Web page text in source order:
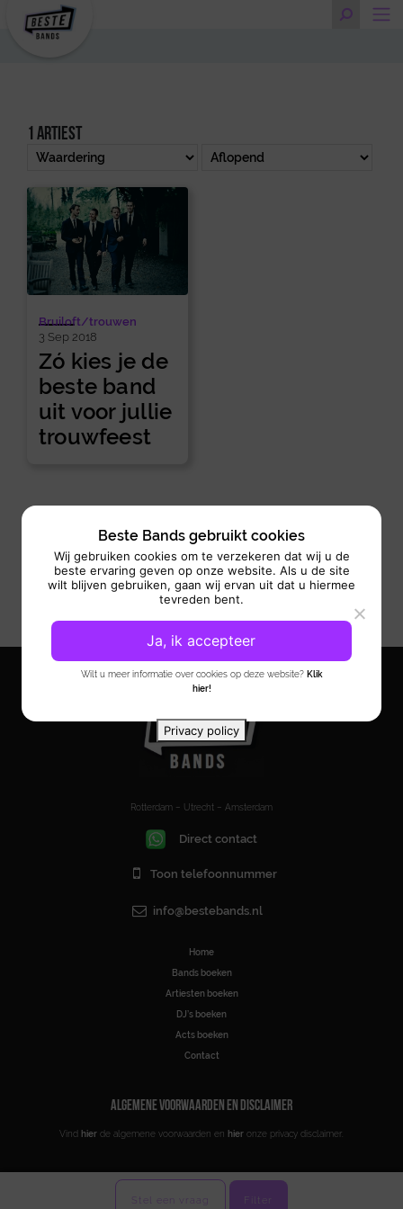
1 artiest
Stel een vraag Filter
Bruiloft/trouwen
3 Sep 2018
Zó kies je de
beste band
uit voor jullie
trouwfeest
Rotterdam – Utrecht – Amsterdam
Direct contact
Toon telefoonnummer
info@bestebands.nl
Home
Bands boeken
Artiesten boeken
DJ’s boeken
Acts boeken
Contact
ALGEMENE VOORWAARDEN EN DISCLAIMER
Vind hier de algemene voorwaarden en hier onze privacy disclaimer.
Beste Bands gebruikt cookies
Wij gebruiken cookies om te verzekeren dat wij u de
beste ervaring geven op onze website. Als u de site
wilt blijven gebruiken, gaan wij ervan uit dat u hiermee
tevreden bent.
Wilt u meer informatie over cookies op deze website? Klik
hier!
Ja, ik accepteer
Privacy policy